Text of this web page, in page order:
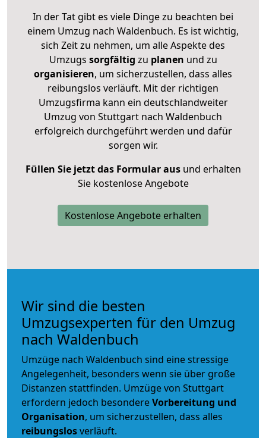
In der Tat gibt es viele Dinge zu beachten bei
einem Umzug nach Waldenbuch. Es ist wichtig,
sich Zeit zu nehmen, um alle Aspekte des
Umzugs sorgfältig zu planen und zu
organisieren, um sicherzustellen, dass alles
reibungslos verläuft. Mit der richtigen
Umzugsfirma kann ein deutschlandweiter
Umzug von Stuttgart nach Waldenbuch
erfolgreich durchgeführt werden und dafür
sorgen wir.
Füllen Sie jetzt das Formular ausund erhalten
Sie kostenlose Angebote
Kostenlose Angebote erhalten
Wir sind die besten
Umzugsexperten für den Umzug
nach Waldenbuch
Umzüge nach Waldenbuch sind eine stressige
Angelegenheit, besonders wenn sie über große
Distanzen stattfinden. Umzüge von Stuttgart
erfordern jedoch besondereVorbereitung und
Organisation, um sicherzustellen, dass alles
reibungslosverläuft.